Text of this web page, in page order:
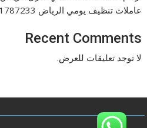
عاملات تنظيف يومي الرياض 0571787233
Recent Comments
لا توجد تعليقات للعرض.